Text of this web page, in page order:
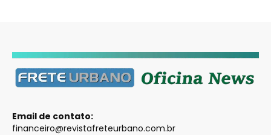
Email de contato:
financeiro@revistafreteurbano.com.br